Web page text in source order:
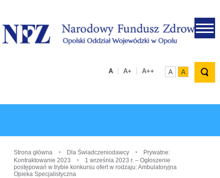
.
A A+ A++ A A
Strona główna › Dla Świadczeniodawcy ›
Prywatne:
Kontraktowanie 2023
›
1 września 2023 r. – Ogłoszenie
postępowań w trybie konkursu ofert w rodzaju: Ambulatoryjna
Opieka Specjalistyczna